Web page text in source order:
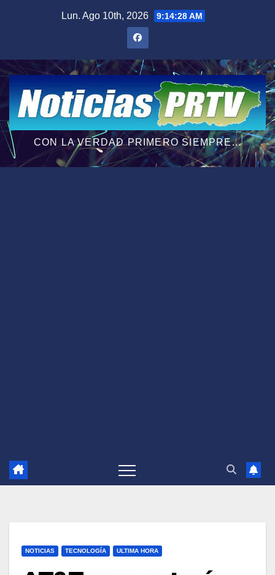
Lun. Ago 10th, 2026 9:14:29 AM
CON LA VERDAD PRIMERO SIEMPRE...
NOTICIAS TECNOLOGÍA ULTIMA HORA